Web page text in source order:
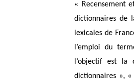
« Recensement
dictionnaires de
lexicales de
l’emploi du
l’objectif est la
dictionnaires »,